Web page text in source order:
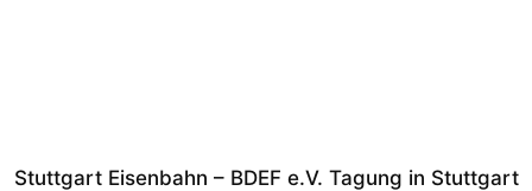
Stuttgart Eisenbahn – BDEF e.V. Tagung in Stuttgart